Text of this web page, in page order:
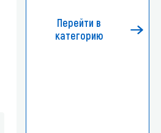
Перейти в
категорию